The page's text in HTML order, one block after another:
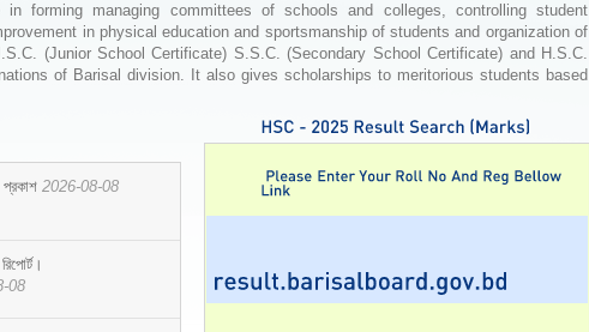
in forming managing committees of schools and colleges, controlling student
in physical education and sportsmanship of students and organization of
(Junior School Certificate) S.S.C. (Secondary School Certificate) and H.S.C.
of Barisal division. It also gives scholarships to meritorious students based
2026-08-08
08